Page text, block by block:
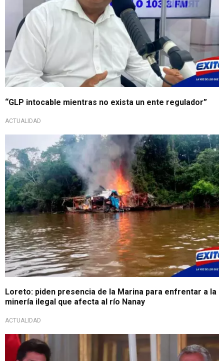
“GLP intocable mientras no exista un ente regulador”
ACTUALIDAD
Loreto: piden presencia de la Marina para enfrentar a la
minería ilegal que afecta al río Nanay
ACTUALIDAD